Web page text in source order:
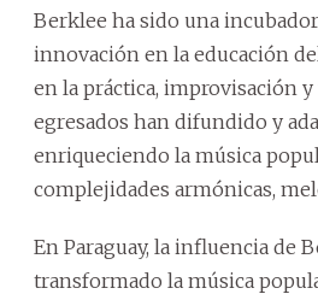
Berklee ha sido una
innovación en la educación
en la práctica, improvisación y
egresados han difundido y
enriqueciendo la música
complejidades armónicas,
En Paraguay, la influencia de
transformado la música